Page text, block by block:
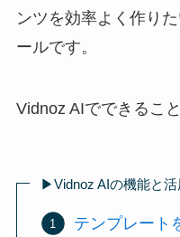
ンツを効率よく作り
ールです。
Vidnoz AIでできるこ
▶︎Vidnoz AIの機能と活
テンプレート